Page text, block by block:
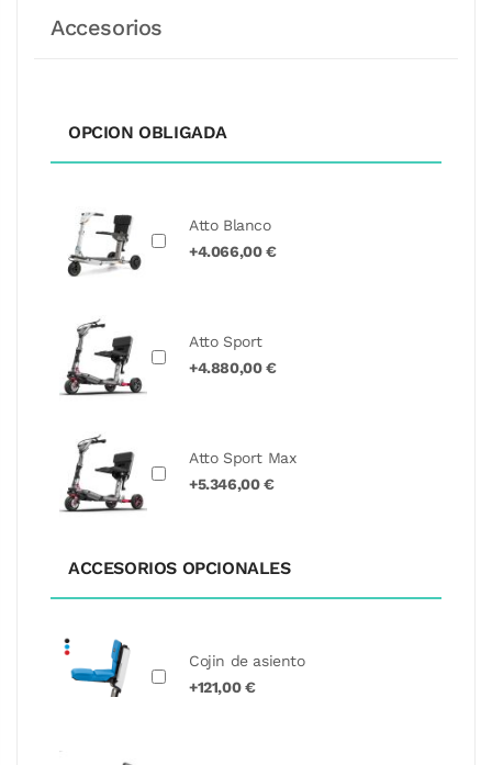
Accesorios
OPCION OBLIGADA
Atto Blanco
+4.066,00 €
Atto Sport
+4.880,00 €
Atto Sport Max
+5.346,00 €
ACCESORIOS OPCIONALES
Cojin de asiento
+121,00 €